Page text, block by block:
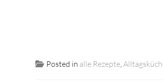
Posted in alle Rezepte